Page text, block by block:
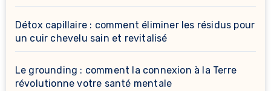
Détox capillaire : comment éliminer les résidus pour
un cuir chevelu sain et revitalisé
Le grounding : comment la connexion à la Terre
révolutionne votre santé mentale